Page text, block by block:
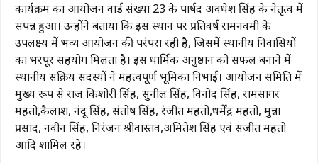
कार्यक्रम का आयोजन वार्ड संख्या 23 के पार्षद अवधेश सिंह के नेतृत्व में
संपन्न हुआ। उन्होंने बताया कि इस स्थान पर प्रतिवर्ष रामनवमी के
उपलक्ष्य में भव्य आयोजन की परंपरा रही है, जिसमें स्थानीय निवासियों
का भरपूर सहयोग मिलता है। इस धार्मिक अनुष्ठान को सफल बनाने में
स्थानीय सक्रिय सदस्यों ने महत्वपूर्ण भूमिका निभाई। आयोजन समिति में
मुख्य रूप से राज किशोरी सिंह, सुनील सिंह, विनोद सिंह, रामसागर
महतो,कैलाश, नंदू सिंह, संतोष सिंह, रंजीत महतो,धर्मेंद्र महतो, मुन्ना
प्रसाद, नवीन सिंह, निरंजन श्रीवास्तव,अमितेश सिंह एवं संजीत महतो
आदि शामिल रहे।